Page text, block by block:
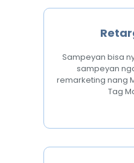
Sampeyan bisa
sampeyan
remarketing nang
Tag